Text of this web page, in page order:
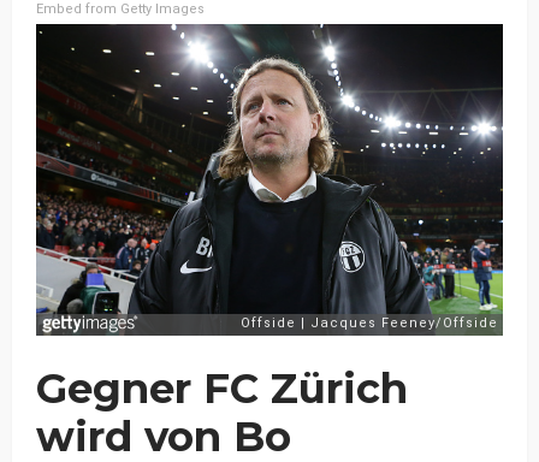
Embed from Getty Images
Gegner FC Zürich
wird von Bo